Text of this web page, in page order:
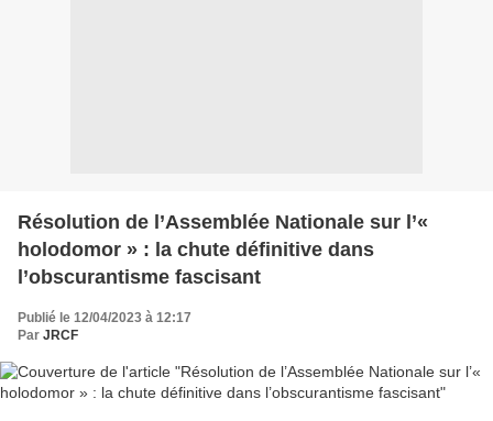
Résolution de l’Assemblée Nationale sur l’«
holodomor » : la chute définitive dans
l’obscurantisme fascisant
Publié le 12/04/2023 à 12:17
Par JRCF